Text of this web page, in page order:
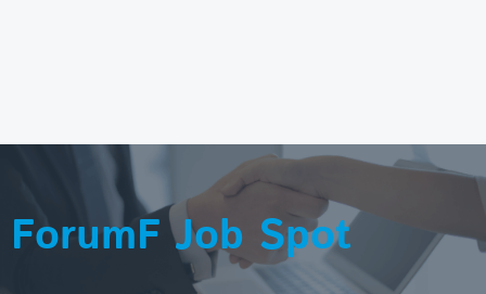
ForumF Job Spot